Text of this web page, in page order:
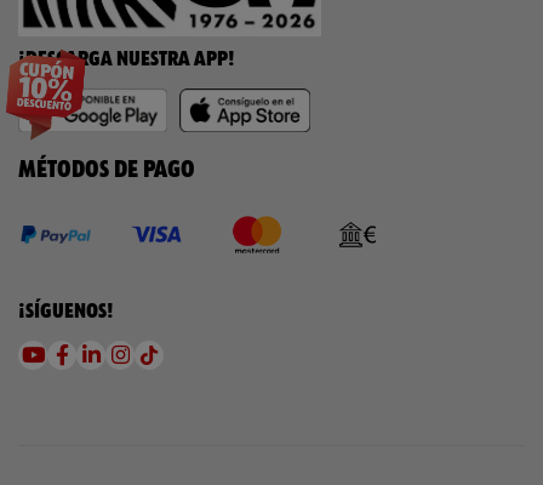
¡DESCARGA NUESTRA APP!
MÉTODOS DE PAGO
¡SÍGUENOS!